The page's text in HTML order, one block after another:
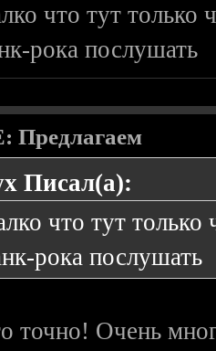
что тут только
рока послушать
Предлагаем
Писал(а):
что тут только
рока послушать
точно! Очень